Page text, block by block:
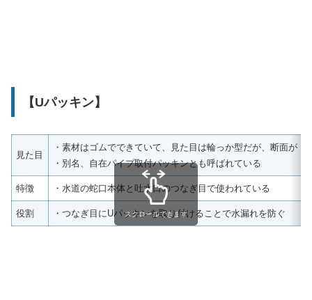
【Uパッキン】
見た目
・素材はゴムでできていて、見た目は輪っか型だが、断面が「
・別名、自在パイプ取付パッキンとも呼ばれている
特徴 ・水道の蛇口本体と吐水口のつなぎ目で使われている
役割 ・つなぎ目にUパッキンを取り付けることで水漏れを防ぐ
スクロールできます